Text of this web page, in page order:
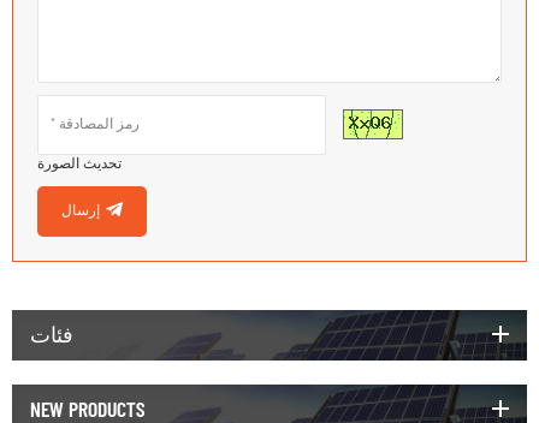
تحديث الصورة
إرسال
فئات
NEW PRODUCTS